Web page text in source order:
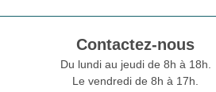
Contactez-nous
Du lundi au jeudi de 8h à 18h.
Le vendredi de 8h à 17h.